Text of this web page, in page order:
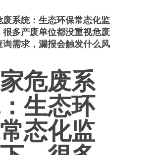
废系统：生态环保常态化监
很多产废单位都没重视危废
询需求，漏报会触发什么风
危废系
生态环
态化监